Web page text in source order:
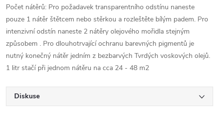
Počet nátěrů: Pro požadavek transparentního odstínu naneste
pouze 1 nátěr štětcem nebo stěrkou a rozleštěte bílým padem. Pro
intenzivní odstín naneste 2 nátěry olejového mořidla stejným
způsobem . Pro dlouhotrvající ochranu barevných pigmentů je
nutný konečný nátěr jedním z bezbarvých Tvrdých voskových olejů.
1 litr stačí při jednom nátěru na cca 24 - 48 m2
Diskuse